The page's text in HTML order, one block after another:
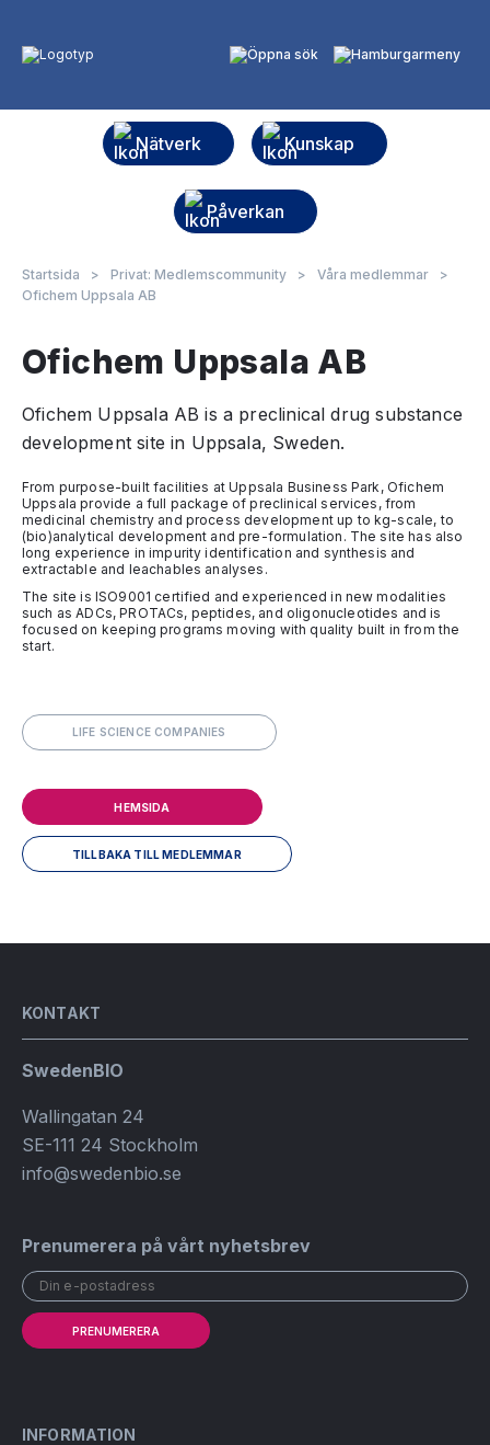
Nätverk Kunskap
Påverkan
Startsida > Privat: Medlemscommunity > Våra medlemmar
>
Ofichem Uppsala AB
Ofichem Uppsala AB
Ofichem Uppsala AB is a preclinical drug substance
development site in Uppsala, Sweden.
From purpose-built facilities at Uppsala Business Park, Ofichem
Uppsala provide a full package of preclinical services, from
medicinal chemistry and process development up to kg-scale, to
(bio)analytical development and pre-formulation. The site has also
long experience in impurity identification and synthesis and
extractable and leachables analyses.
The site is ISO9001 certified and experienced in new modalities
such as ADCs, PROTACs, peptides, and oligonucleotides and is
focused on keeping programs moving with quality built in from the
start.
LIFE SCIENCE COMPANIES
HEMSIDA
TILLBAKA TILL MEDLEMMAR
KONTAKT
SwedenBIO
Wallingatan 24
SE-111 24 Stockholm
info@swedenbio.se
Prenumerera på vårt nyhetsbrev
PRENUMERERA
INFORMATION